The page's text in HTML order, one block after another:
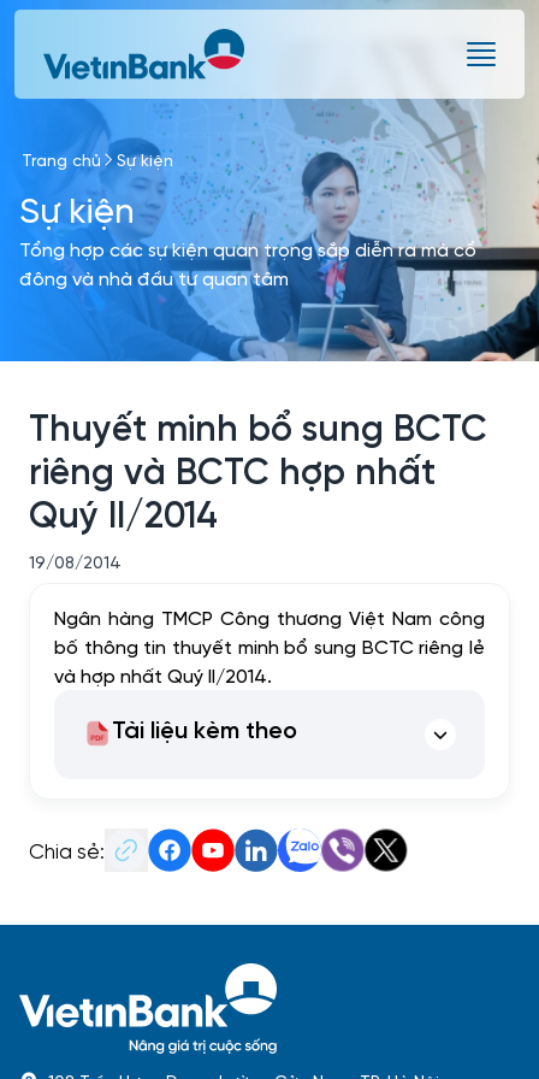
Skip to Main Content
Trang chủ Sự kiện
Sự kiện
Tổng hợp các sự kiện quan trọng sắp diễn ra mà cổ
đông và nhà đầu tư quan tâm
Thuyết minh bổ sung BCTC
riêng và BCTC hợp nhất
Quý II/2014
19/08/2014
Ngân hàng TMCP Công thương Việt Nam công
bố thông tin thuyết minh bổ sung BCTC riêng lẻ
và hợp nhất Quý II/2014.
Tài liệu kèm theo
Chia sẻ: